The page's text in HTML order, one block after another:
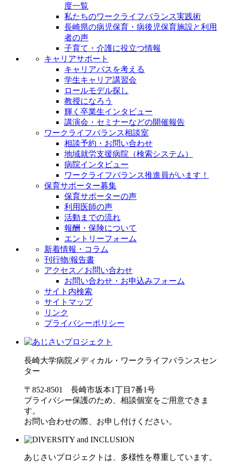
度一覧
私たちのワークライフバランス実践術
長崎県の病児保育・病後児保育施設と利用
者の声
子育て・介護に役立つ情報
キャリアサポート
キャリアパスを考える
学生キャリア講習会
ロールモデル探し
教授になろう
輝く卒業生インタビュー
講演会・セミナーなどの開催報告
ワークライフバランス相談室
相談予約・お問い合わせ
地域就労支援病院（検索システム）
病院インタビュー
ワークライフバランス推進員がいます！
保育サポーター募集
保育サポーターの声
利用医師の声
活動までの流れ
報酬・保険について
エントリーフォーム
新着情報・コラム
刊行物/報告書
アクセス／お問い合わせ
お問い合わせ・お申込みフォーム
サイト内検索
サイトマップ
リンク
プライバシーポリシー
長崎大学病院 メディカル・ワークライフバランスセン
ター
〒852-8501 長崎市坂本1丁目7番1号
プライバシー保護のため、相談個室をご用意できま
す。
お問い合わせの際、お申し付けください。
あじさいプロジェクトは、 多様性を尊重しています。